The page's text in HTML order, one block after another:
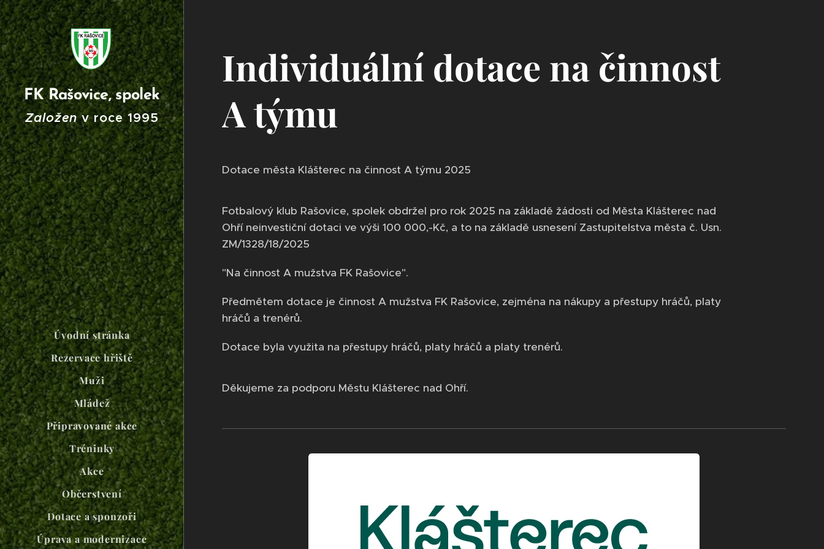
FK Rašovice, spolek
Založenv roce1995
Úvodní stránka
Rezervace hřiště
Muži
Mládež
Připravované akce
Tréninky
Akce
Občerstvení
Dotace a sponzoři
Úprava a modernizace
Individuální dotace na činnost
A týmu
Dotace města Klášterec na činnost A týmu 2025
Fotbalový klub Rašovice, spolek obdržel pro rok 2025 na základě žádosti od Města Klášterec nad
Ohří neinvestiční dotaci ve výši 100 000,-Kč, a to na základě usnesení Zastupitelstva města č. Usn.
ZM/1328/18/2025
"Na činnost A mužstva FK Rašovice".
Předmětem dotace je činnost A mužstva FK Rašovice, zejména na nákupy a přestupy hráčů, platy
hráčů a trenérů.
Dotace byla využita na přestupy hráčů, platy hráčů a platy trenérů.
Děkujeme za podporu Městu Klášterec nad Ohří.